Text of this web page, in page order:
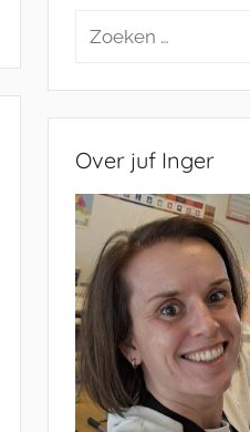
Zoeken
Over juf Inger